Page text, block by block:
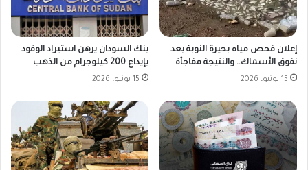
إعلان فحص مياه بحيرة النوبة بعد
نفوق الأسماك.. والنتيجة مفاجأة
15 يونيو، 2026
بنك السودان يرهن استيراد الوقود
بإيداع 200 كيلوجرام من الذهب
15 يونيو، 2026